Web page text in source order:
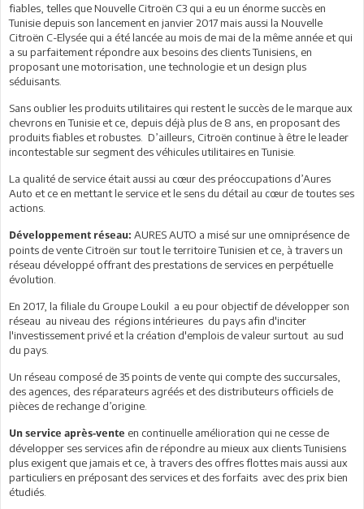
fiables, telles que Nouvelle Citroën C3 qui a eu un énorme succès en
Tunisie depuis son lancement en janvier 2017 mais aussi la Nouvelle
Citroën C-Elysée qui a été lancée au mois de mai de la même année et qui
a su parfaitement répondre aux besoins des clients Tunisiens, en
proposant une motorisation, une technologie et un design plus
séduisants.
Sans oublier les produits utilitaires qui restent le succès de le marque aux
chevrons en Tunisie et ce, depuis déjà plus de 8 ans, en proposant des
produits fiables et robustes. D’ailleurs, Citroën continue à être le leader
incontestable sur segment des véhicules utilitaires en Tunisie.
La qualité de service était aussi au cœur des préoccupations d’Aures
Auto et ce en mettant le service et le sens du détail au cœur de toutes ses
actions.
Développement réseau: AURES AUTO a misé sur une omniprésence de
points de vente Citroën sur tout le territoire Tunisien et ce, à travers un
réseau développé offrant des prestations de services en perpétuelle
évolution.
En 2017, la filiale du Groupe Loukil a eu pour objectif de développer son
réseau au niveau des régions intérieures du pays afin d'inciter
l'investissement privé et la création d'emplois de valeur surtout au sud
du pays.
Un réseau composé de 35 points de vente qui compte des succursales,
des agences, des réparateurs agréés et des distributeurs officiels de
pièces de rechange d’origine.
Un service après-vente en continuelle amélioration qui ne cesse de
développer ses services afin de répondre au mieux aux clients Tunisiens
plus exigent que jamais et ce, à travers des offres flottes mais aussi aux
particuliers en préposant des services et des forfaits avec des prix bien
étudiés.